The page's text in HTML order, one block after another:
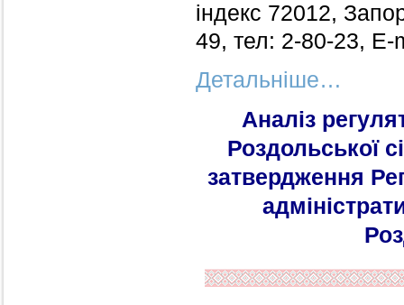
індекс 72012,
49, тел: 2-80-23,
Детальніше…
Аналіз
Роздольської
затвердження